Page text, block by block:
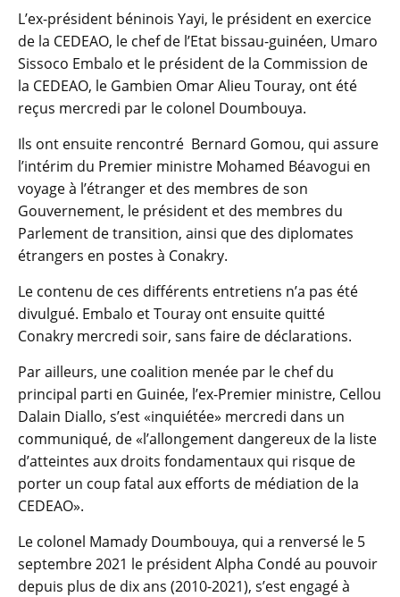
L’ex-président béninois Yayi, le président en exercice
de la CEDEAO, le chef de l’Etat bissau-guinéen, Umaro
Sissoco Embalo et le président de la Commission de
la CEDEAO, le Gambien Omar Alieu Touray, ont été
reçus mercredi par le colonel Doumbouya.
Ils ont ensuite rencontré Bernard Gomou, qui assure
l’intérim du Premier ministre Mohamed Béavogui en
voyage à l’étranger et des membres de son
Gouvernement, le président et des membres du
Parlement de transition, ainsi que des diplomates
étrangers en postes à Conakry.
Le contenu de ces différents entretiens n’a pas été
divulgué. Embalo et Touray ont ensuite quitté
Conakry mercredi soir, sans faire de déclarations.
Par ailleurs, une coalition menée par le chef du
principal parti en Guinée, l’ex-Premier ministre, Cellou
Dalain Diallo, s’est «inquiétée» mercredi dans un
communiqué, de «l’allongement dangereux de la liste
d’atteintes aux droits fondamentaux qui risque de
porter un coup fatal aux efforts de médiation de la
CEDEAO».
Le colonel Mamady Doumbouya, qui a renversé le 5
septembre 2021 le président Alpha Condé au pouvoir
depuis plus de dix ans (2010-2021), s’est engagé à